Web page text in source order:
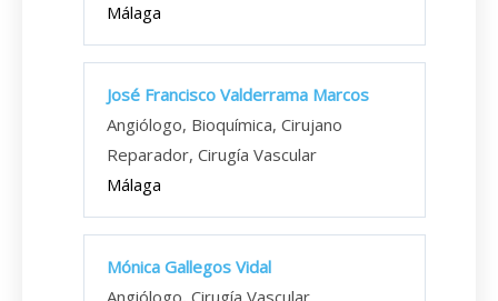
Málaga
José Francisco Valderrama Marcos
Angiólogo, Bioquímica, Cirujano
Reparador, Cirugía Vascular
Málaga
Mónica Gallegos Vidal
Angiólogo, Cirugía Vascular